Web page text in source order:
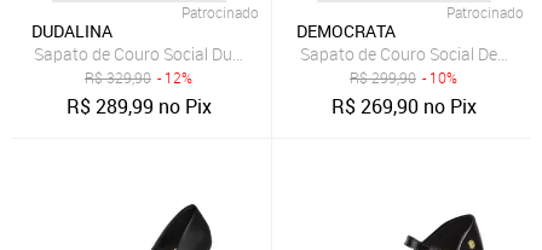
Patrocinado
DUDALINA
Sapato de Couro Social Dudalina Classico Preto
R$329,90 - 12%
R$289,99 no Pix
Patrocinado
DEMOCRATA
Sapato de Couro Social
R$299,90 - 10%
R$269,90no Pix